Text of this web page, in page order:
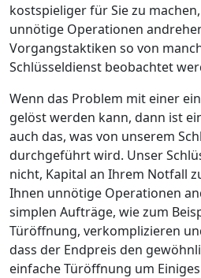
kostspieliger für Sie zu
unnötige Operationen
Vorgangstaktiken so von
Schlüsseldienst beobachtet
Wenn das Problem mit einer
gelöst werden kann, dann ist
auch das, was von unserem
durchgeführt wird. Unser
nicht, Kapital an Ihrem Notfall
Ihnen unnötige Operationen
simplen Aufträge, wie zum
Türöffnung, verkomplizieren
dass der Endpreis den
einfache Türöffnung um